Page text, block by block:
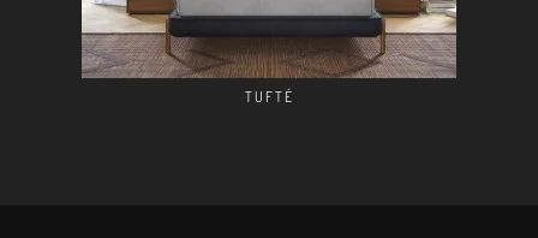
TUFTÉ